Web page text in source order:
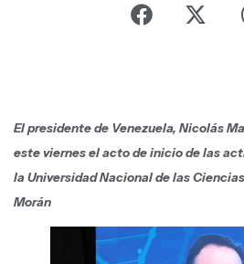
El presidente de Venezuela, Nicolás
este viernes el acto de inicio de las
la Universidad Nacional de las
Morán